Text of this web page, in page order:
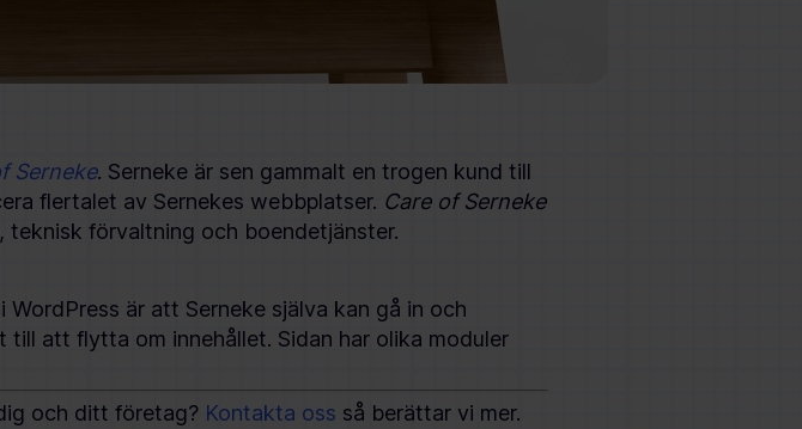
Serneke. Serneke är sen gammalt en trogen kund till
flertalet av Sernekes webbplatser. Care of Serneke
teknisk förvaltning och boendetjänster.
är att Serneke själva kan gå in och
att flytta om innehållet. Sidan har olika moduler
och ditt företag? Kontakta oss så berättar vi mer.